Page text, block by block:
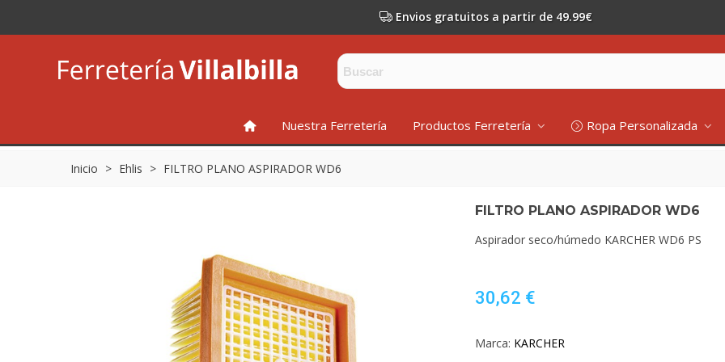
Envios gratuitos a partir de 49.99€
INICIONuestra Ferretería Productos Ferretería Ropa Personalizada
Inicio > Ehlis > FILTRO PLANO ASPIRADOR WD6
FILTRO PLANO ASPIRADOR WD6
Aspirador seco/húmedo KARCHER WD6 PS
30,62 €
Marca: KARCHER